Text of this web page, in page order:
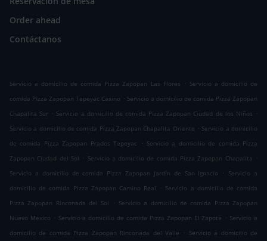
Order ahead
Contáctanos
Servicio a domicilio de comida Pizza Zapopan Las Flores . Servicio a domicilio de
comida Pizza Zapopan Tepeyac Casino . Servicio a domicilio de comida Pizza Zapopan
Chapalita Sur . Servicio a domicilio de comida Pizza Zapopan Ciudad de los Niños .
Servicio a domicilio de comida Pizza Zapopan Chapalita Oriente . Servicio a domicilio
de comida Pizza Zapopan Prados Tepeyac
. Servicio a domicilio de comida Pizza
Zapopan Ciudad del Sol . Servicio a domicilio de comida Pizza Zapopan Chapalita .
Servicio a domicilio de comida Pizza Zapopan Jardín de San Ignacio
. Servicio a
domicilio de comida Pizza Zapopan Camino Real
. Servicio a domicilio de comida
Pizza Zapopan Rinconada del Sol
. Servicio a domicilio de comida Pizza Zapopan
Nuevo Mexico . Servicio a domicilio de comida Pizza Zapopan El Zapote . Servicio a
domicilio de comida Pizza Zapopan Rinconada del Valle
. Servicio a domicilio de